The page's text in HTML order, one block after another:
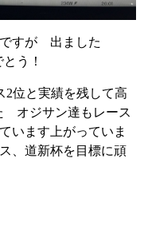
ですが 出ました
う！
2位と実績を残して高
オジサン達もレース
います上がっていま
、道新杯を目標に頑